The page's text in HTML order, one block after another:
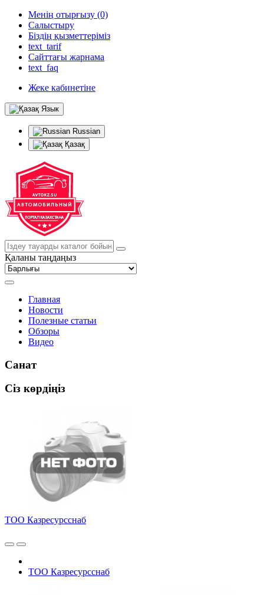
Менің отырғызу (0)
Салыстыру
Біздің қызметтеріміз
text_tarif
Сайттағы жарнама
text_faq
Жеке кабинетіне
Язык
Russian
Қазақ
Қаланы таңдаңыз
Главная
Новости
Полезные статьи
Обзоры
Видео
Санат
Сіз көрдіңіз
ТОО Казресурсснаб
ТОО Казресурсснаб